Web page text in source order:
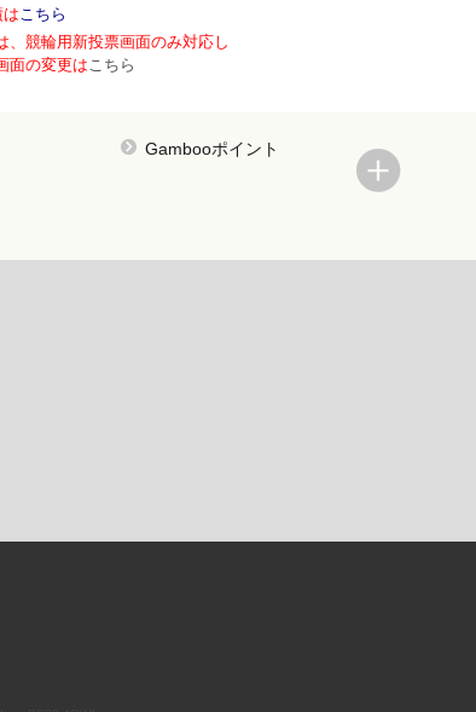
こちら
、競輪用新投票画面のみ対応し
面の変更はこちら
Gambooポイント